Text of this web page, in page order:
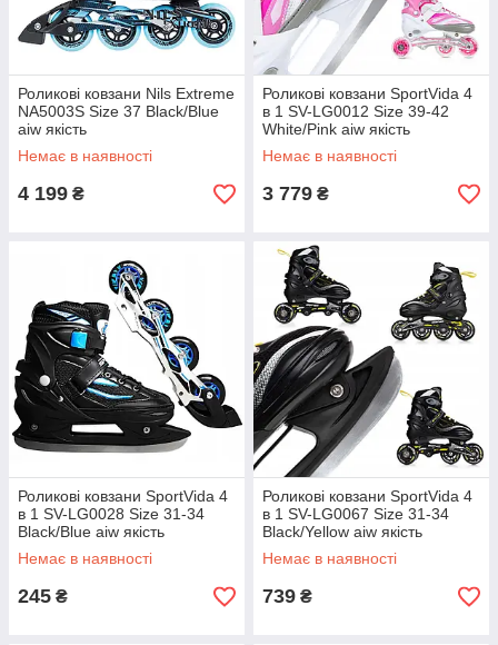
Роликові ковзани Nils Extreme
NA5003S Size 37 Black/Blue
aiw якість
Немає в наявності
4 199 ₴
Роликові ковзани SportVida 4
в 1 SV-LG0012 Size 39-42
White/Pink aiw якість
Немає в наявності
3 779 ₴
Роликові ковзани SportVida 4
в 1 SV-LG0028 Size 31-34
Black/Blue aiw якість
Немає в наявності
245 ₴
Роликові ковзани SportVida 4
в 1 SV-LG0067 Size 31-34
Black/Yellow aiw якість
Немає в наявності
739 ₴